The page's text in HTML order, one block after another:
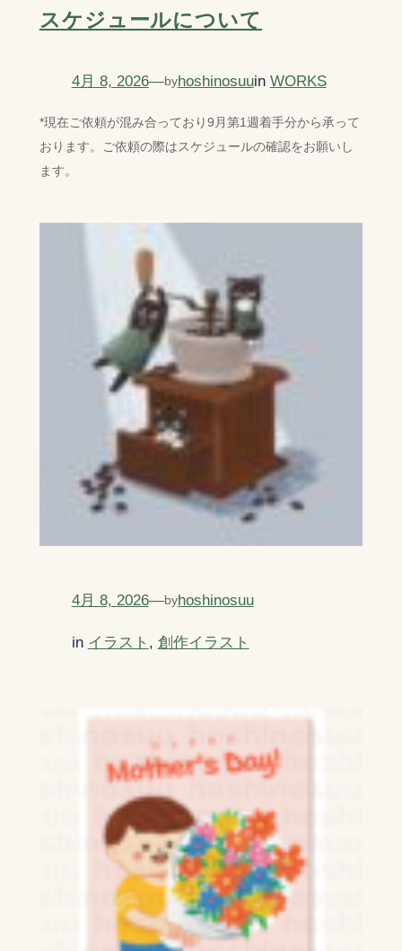
スケジュールについて
4月 8, 2026—byhoshinosuuin WORKS
*現在ご依頼が混み合っており9月第1週着手分から承って
おります。ご依頼の際はスケジュールの確認をお願いし
ます。
4月 8, 2026—byhoshinosuu
in イラスト , 創作イラスト